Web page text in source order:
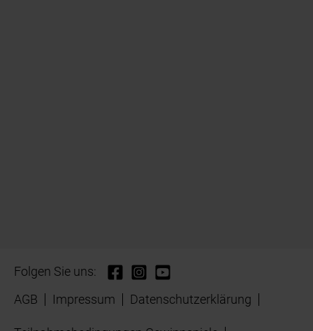
Folgen Sie uns:
AGB
Impressum Datenschutzerklärung